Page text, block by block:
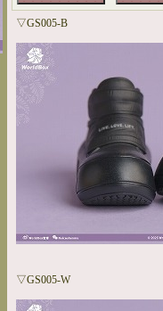
▽GS005-B
▽GS005-W